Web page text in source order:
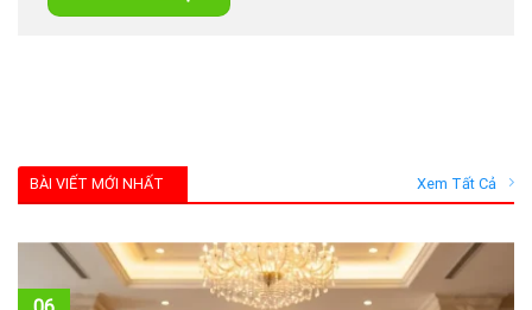
BÀI VIẾT MỚI NHẤT Xem Tất Cả